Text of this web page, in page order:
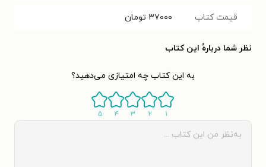
قیمت کتاب ۳۷۰۰۰ تومان
نظر شما دربارهٔ این کتاب
به این کتاب چه امتیازی می‌دهید؟
۱ ۲ ۳ ۴ ۵